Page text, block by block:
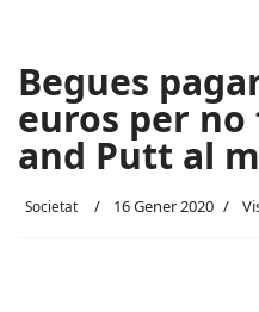
Begues
euros per
and Putt al
Societat 16 Gener 2020